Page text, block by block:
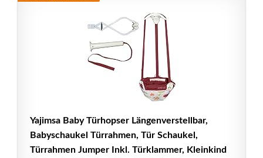
Yajimsa Baby Türhopser Längenverstellbar,
Babyschaukel Türrahmen, Tür Schaukel,
Türrahmen Jumper Inkl. Türklammer, Kleinkind